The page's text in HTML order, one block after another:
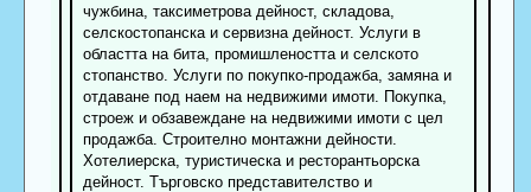
чужбина, таксиметрова дейност, складова,
селскостопанска и сервизна дейност. Услуги в
областта на бита, промишлеността и селското
стопанство. Услуги по покупко-продажба, замяна и
отдаване под наем на недвижими имоти. Покупка,
строеж и обзавеждане на недвижими имоти с цел
продажба. Строително монтажни дейности.
Хотелиерска, туристическа и ресторантьорска
дейност. Търговско представителство и